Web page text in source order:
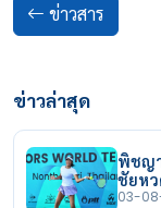
ข่าวสาร
ข่าวล่าสุด
พิชญ
ชัยหว
03-